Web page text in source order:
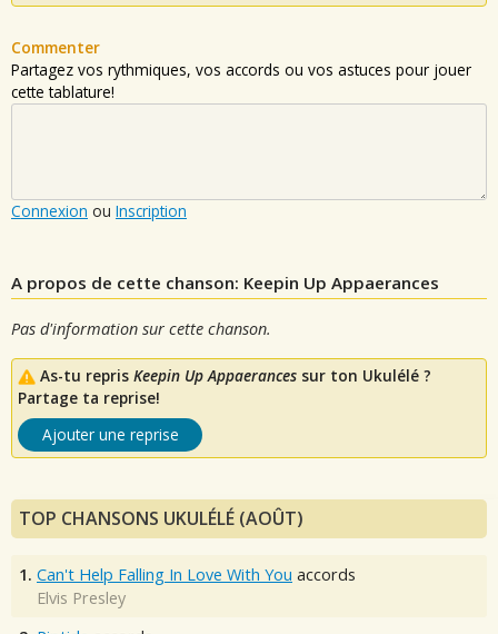
Commenter
Partagez vos rythmiques, vos accords ou vos astuces pour jouer
cette tablature!
Connexion ou Inscription
A propos de cette chanson: Keepin Up Appaerances
Pas d'information sur cette chanson.
As-tu repris Keepin Up Appaerances sur ton Ukulélé ?
Partage ta reprise!
Ajouter une reprise
TOP CHANSONS UKULÉLÉ (AOÛT)
1. Can't Help Falling In Love With You accords
Elvis Presley